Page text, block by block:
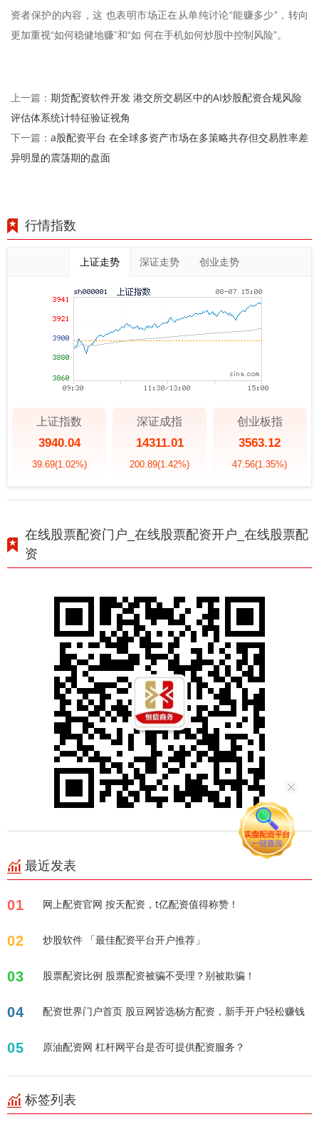
资者保护的内容，这 也表明市场正在从单纯讨论“能赚多少”，转向
更加重视“如何稳健地赚”和“如 何在手机如何炒股中控制风险”。
上一篇： 期货配资软件开发 港交所交易区中的AI炒股配资合规风险
评估体系统计特征验证视角
下一篇： a股配资平台 在全球多资产市场在多策略共存但交易胜率差
异明显的震荡期的盘面
行情指数
上证走势 深证走势 创业走势
上证指数
3940.04
39.69(1.02%)
深证成指
14311.01
200.89(1.42%)
创业板指
3563.12
47.56(1.35%)
在线股票配资门户_在线股票配资开户_在线股票配
资
最近发表
01 网上配资官网 按天配资，t亿配资值得称赞！
02 炒股软件 「最佳配资平台开户推荐」
03 股票配资比例 股票配资被骗不受理？别被欺骗！
04 配资世界门户首页 股豆网皆选杨方配资，新手开户轻松赚钱
05 原油配资网 杠杆网平台是否可提供配资服务？
标签列表